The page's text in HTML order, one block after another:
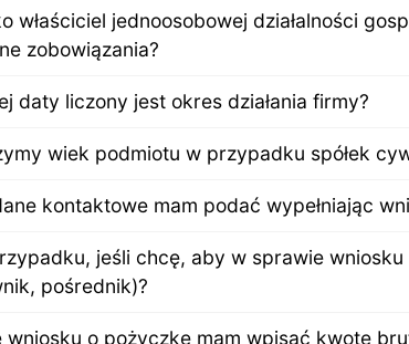
właściciel jednoosobowej działalności
zobowiązania?
daty liczony jest okres działania firmy?
wiek podmiotu w przypadku spółek
kontaktowe mam podać wypełniając
jeśli chcę, aby w sprawie
pośrednik)?
wniosku o pożyczkę mam wpisać kwotę